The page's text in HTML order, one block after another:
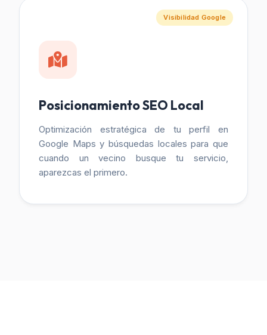
Visibilidad Google
Posicionamiento SEO Local
Optimización estratégica de tu perfil en
Google Maps y búsquedas locales para que
cuando un vecino busque tu servicio,
aparezcas el primero.